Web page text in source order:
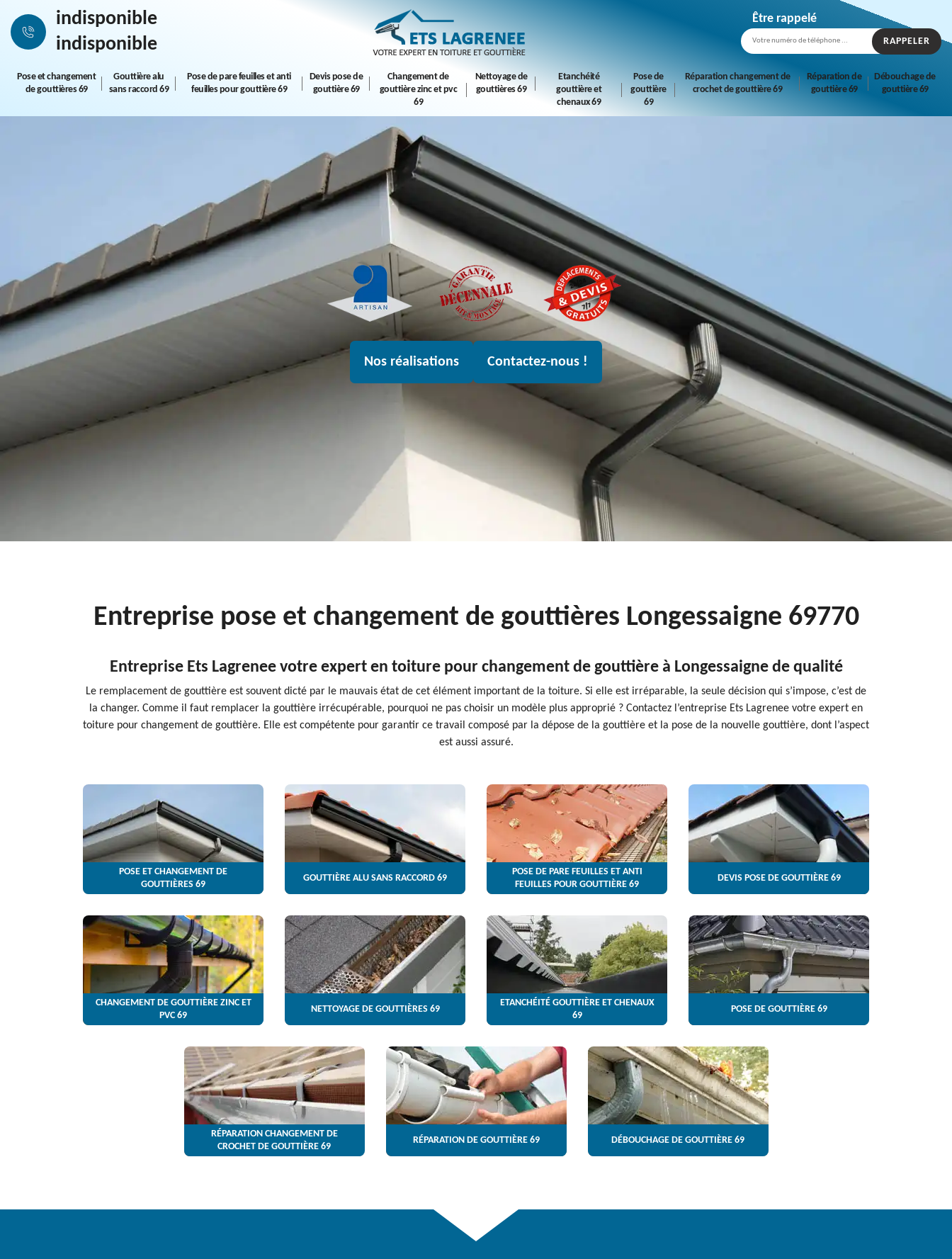
indisponible
indisponible
Être rappelé
Pose et changement
de gouttières 69
Gouttière alu
sans raccord 69
Pose de pare feuilles et anti
feuilles pour gouttière 69
Devis pose de
gouttière 69
Changement de
gouttière zinc et pvc
69
Nettoyage de
gouttières 69
Etanchéité
gouttière et
chenaux 69
Pose de
gouttière
69
Réparation changement de
crochet de gouttière 69
Réparation de
gouttière 69
Débouchage de
gouttière 69
Nos réalisations Contactez-nous !
Entreprise pose et changement de gouttières Longessaigne 69770
Entreprise Ets Lagrenee votre expert en toiture pour changement de gouttière à Longessaigne de qualité
Le remplacement de gouttière est souvent dicté par le mauvais état de cet élément important de la toiture. Si elle est irréparable, la seule décision qui s’impose, c’est de
la changer. Comme il faut remplacer la gouttière irrécupérable, pourquoi ne pas choisir un modèle plus approprié ? Contactez l’entreprise Ets Lagrenee votre expert en
toiture pour changement de gouttière. Elle est compétente pour garantir ce travail composé par la dépose de la gouttière et la pose de la nouvelle gouttière, dont l’aspect
est aussi assuré.
POSE ET CHANGEMENT DE
GOUTTIÈRES 69
GOUTTIÈRE ALU SANS RACCORD 69
POSE DE PARE FEUILLES ET ANTI
FEUILLES POUR GOUTTIÈRE 69
DEVIS POSE DE GOUTTIÈRE 69
CHANGEMENT DE GOUTTIÈRE ZINC ET
PVC 69
NETTOYAGE DE GOUTTIÈRES 69
ETANCHÉITÉ GOUTTIÈRE ET CHENAUX
69
POSE DE GOUTTIÈRE 69
RÉPARATION CHANGEMENT DE
CROCHET DE GOUTTIÈRE 69
RÉPARATION DE GOUTTIÈRE 69 DÉBOUCHAGE DE GOUTTIÈRE 69